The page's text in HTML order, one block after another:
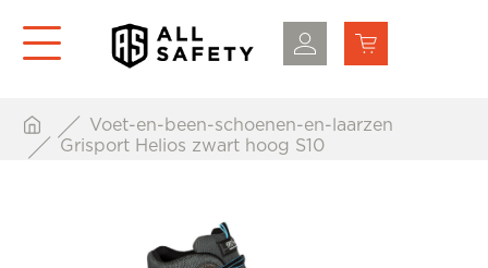
Voet-en-been-schoenen-en-laarzen
Grisport Helios zwart hoog S10